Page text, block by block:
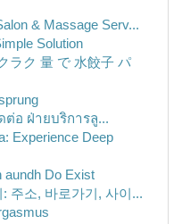
& Massage Serv...
Solution
ラク 量 で 水餃子 パ
ต่อ ฝ่ายบริการลู...
Experience Deep
aundh Do Exist
주소, 바로가기, 사이...